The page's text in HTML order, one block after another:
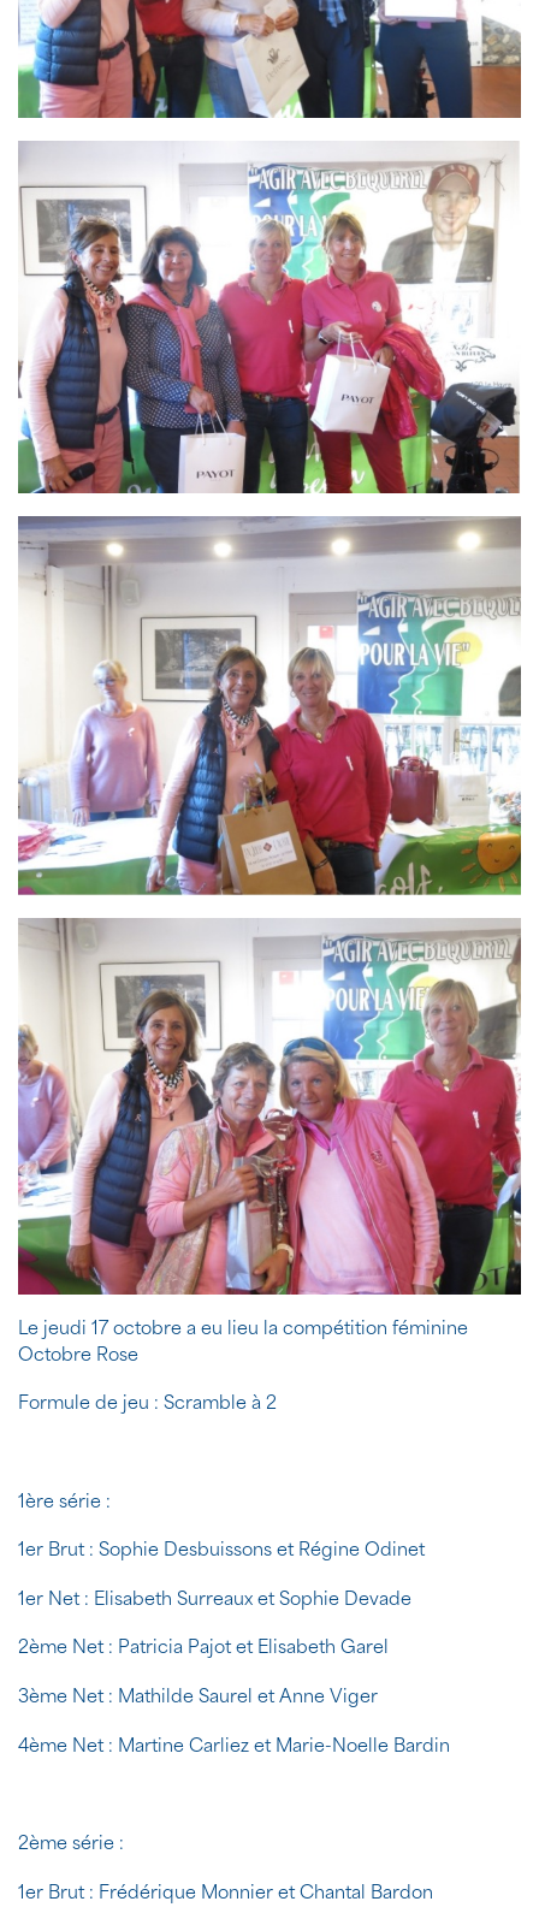
Le jeudi 17 octobre a eu lieu la compétition féminine
Octobre Rose
Formule de jeu : Scramble à 2
1ère série :
1er Brut : Sophie Desbuissons et Régine Odinet
1er Net : Elisabeth Surreaux et Sophie Devade
2ème Net : Patricia Pajot et Elisabeth Garel
3ème Net : Mathilde Saurel et Anne Viger
4ème Net : Martine Carliez et Marie-Noelle Bardin
2ème série :
1er Brut : Frédérique Monnier et Chantal Bardon